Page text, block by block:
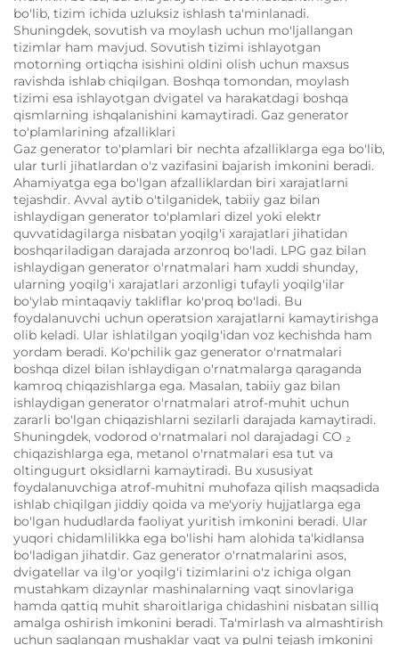
bo'lib, tizim ichida uzluksiz ishlash ta'minlanadi.
Shuningdek, sovutish va moylash uchun mo'ljallangan
tizimlar ham mavjud. Sovutish tizimi ishlayotgan
motorning ortiqcha isishini oldini olish uchun maxsus
ravishda ishlab chiqilgan. Boshqa tomondan, moylash
tizimi esa ishlayotgan dvigatel va harakatdagi boshqa
qismlarning ishqalanishini kamaytiradi. Gaz generator
to'plamlarining afzalliklari
Gaz generator to'plamlari bir nechta afzalliklarga ega bo'lib,
ular turli jihatlardan o'z vazifasini bajarish imkonini beradi.
Ahamiyatga ega bo'lgan afzalliklardan biri xarajatlarni
tejashdir. Avval aytib o'tilganidek, tabiiy gaz bilan
ishlaydigan generator to'plamlari dizel yoki elektr
quvvatidagilarga nisbatan yoqilg'i xarajatlari jihatidan
boshqariladigan darajada arzonroq bo'ladi. LPG gaz bilan
ishlaydigan generator o'rnatmalari ham xuddi shunday,
ularning yoqilg'i xarajatlari arzonligi tufayli yoqilg'ilar
bo'ylab mintaqaviy takliflar ko'proq bo'ladi. Bu
foydalanuvchi uchun operatsion xarajatlarni kamaytirishga
olib keladi. Ular ishlatilgan yoqilg'idan voz kechishda ham
yordam beradi. Ko'pchilik gaz generator o'rnatmalari
boshqa dizel bilan ishlaydigan o'rnatmalarga qaraganda
kamroq chiqazishlarga ega. Masalan, tabiiy gaz bilan
ishlaydigan generator o'rnatmalari atrof-muhit uchun
zararli bo'lgan chiqazishlarni sezilarli darajada kamaytiradi.
Shuningdek, vodorod o'rnatmalari nol darajadagi CO ₂
chiqazishlarga ega, metanol o'rnatmalari esa tut va
oltingugurt oksidlarni kamaytiradi. Bu xususiyat
foydalanuvchiga atrof-muhitni muhofaza qilish maqsadida
ishlab chiqilgan jiddiy qoida va me'yoriy hujjatlarga ega
bo'lgan hududlarda faoliyat yuritish imkonini beradi. Ular
yuqori chidamlilikka ega bo'lishi ham alohida ta'kidlansa
bo'ladigan jihatdir. Gaz generator o'rnatmalarini asos,
dvigatellar va ilg'or yoqilg'i tizimlarini o'z ichiga olgan
mustahkam dizaynlar mashinalarning vaqt sinovlariga
hamda qattiq muhit sharoitlariga chidashini nisbatan silliq
amalga oshirish imkonini beradi. Ta'mirlash va almashtirish
uchun saqlangan mushaklar vaqt va pulni tejash imkonini